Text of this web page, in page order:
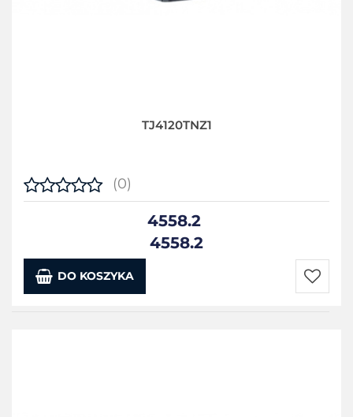
TJ4120TNZ1
(0)
4558.2
4558.2
DO KOSZYKA